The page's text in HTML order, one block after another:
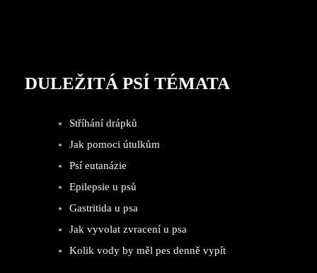
DULEŽITÁ PSÍ TÉMATA
Stříhání drápků
Jak pomoci útulkům
Psí eutanázie
Epilepsie u psů
Gastritida u psa
Jak vyvolat zvracení u psa
Kolik vody by měl pes denně vypít